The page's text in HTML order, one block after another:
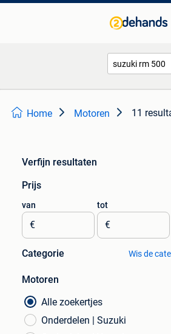
Home Motoren 11
Verfijn resultaten
Prijs
van
€
tot
€
Categorie Wis de
Motoren
Alle zoekertjes
Onderdelen | Suzuki